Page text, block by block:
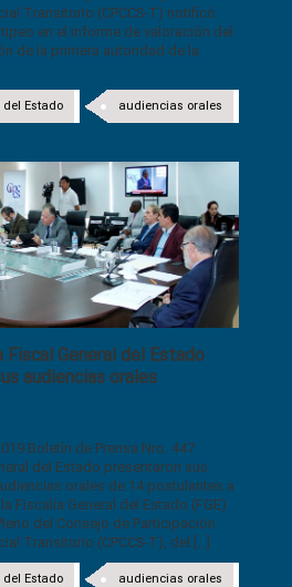
Transitorio (CPCCS-T) notificó
en el informe de valoración del
de la primera autoridad de la
audiencias orales
Estado
Fiscal General del Estado
audiencias orales
Boletín de Prensa Nro. 447
del Estado presentaron sus
orales de 14 postulantes a
Fiscalía General del Estado (FGE)
del Consejo de Participación
Transitorio (CPCCS-T), del [...]
audiencias orales
Estado